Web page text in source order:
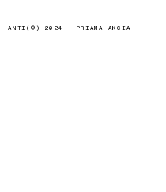
ANTI(©) 2024 - PRIAMA AKCIA